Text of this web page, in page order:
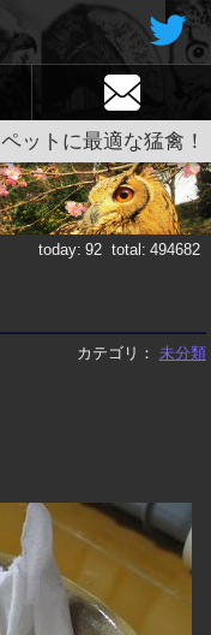
ペットに最適な猛禽！
today: 92 total: 494682
カテゴリ： 未分類